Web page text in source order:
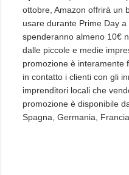
ottobre, Amazon offrirà un
usare durante Prime Day
spenderanno almeno 10€
dalle piccole e medie
promozione è interamente
in contatto i clienti con gli
imprenditori locali che
promozione è disponibile
Spagna, Germania,